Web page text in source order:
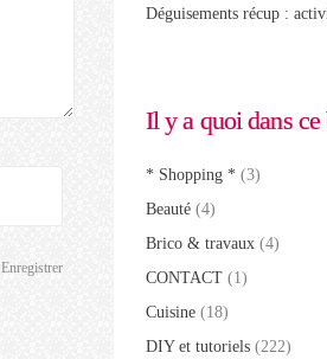
Enregistrer
Déguisements récup :
Il y a quoi dans ce
* Shopping *(3)
Beauté(4)
Brico & travaux(4)
CONTACT(1)
Cuisine(18)
DIY et tutoriels(222)